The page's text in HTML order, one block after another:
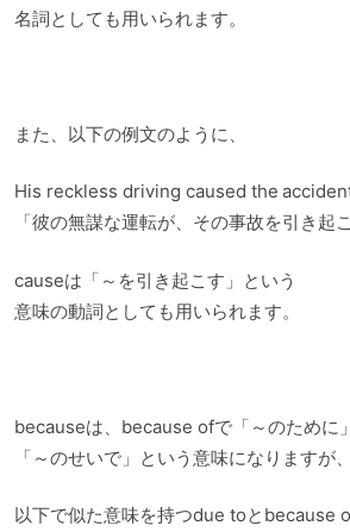
名詞としても用いられます。
また、以下の例文のように、
His reckless driving caused the
「彼の無謀な運転が、その事故を引き起
causeは「～を引き起こす」という
意味の動詞としても用いられます。
becauseは、because ofで「～のために」
「～のせいで」という意味になりますが、
以下で似た意味を持つdue toとbecause